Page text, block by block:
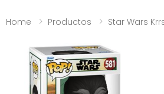
Home Productos Star Wars